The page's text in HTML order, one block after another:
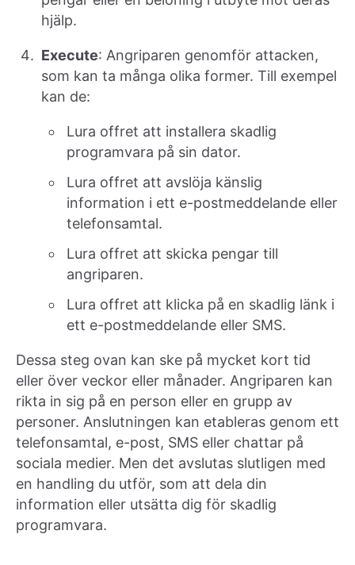
hjälp.
Execute: Angriparen genomför attacken,
som kan ta många olika former. Till exempel
kan de:
Lura offret att installera skadlig
programvara på sin dator.
Lura offret att avslöja känslig
information i ett e-postmeddelande eller
telefonsamtal.
Lura offret att skicka pengar till
angriparen.
Lura offret att klicka på en skadlig länk i
ett e-postmeddelande eller SMS.
Dessa steg ovan kan ske på mycket kort tid
eller över veckor eller månader. Angriparen kan
rikta in sig på en person eller en grupp av
personer. Anslutningen kan etableras genom ett
telefonsamtal, e-post, SMS eller chattar på
sociala medier. Men det avslutas slutligen med
en handling du utför, som att dela din
information eller utsätta dig för skadlig
programvara.